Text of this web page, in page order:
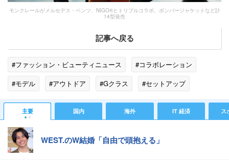
モンクレールがメルセデス・ベンツ、NIGO®とトリプルコラボ、ボンバージャケットなど計
14型発売
記事へ戻る
#ファッション・ビューティニュース
#コラボレーション
#モデル
#アウトドア #Gクラス
#セットアップ
#メルセデス・ベンツ
#ジーンズ #2700
#MONCLER
#上海
#セレクトショップ #トリプル
#NIGO
#ファッション
主要 国内 海外 IT 経済 ス
WEST.のW結婚「自由で頭抱える」